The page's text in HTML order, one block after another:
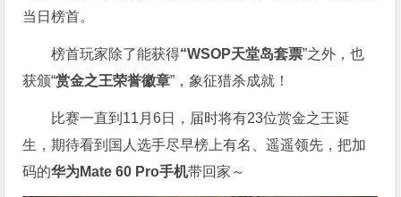
当日榜首。
榜首玩家除了能获得“WSOP天堂岛套票”之外，也
获颁“赏金之王荣誉徽章”，象征猎杀成就！
比赛一直到11月6日，届时将有23位赏金之王诞
生，期待看到国人选手尽早榜上有名、遥遥领先，把加
码的华为Mate 60 Pro手机带回家～